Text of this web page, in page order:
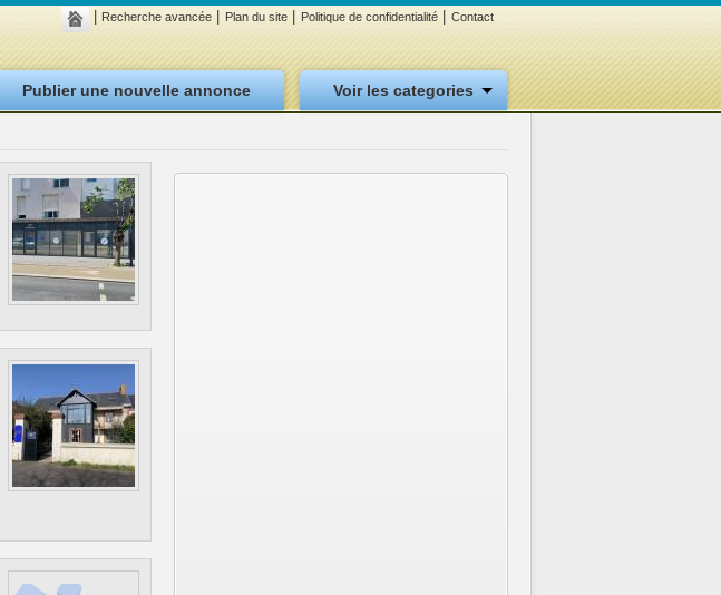
Publier une nouvelle annonce
Recherche avancée Plan du site Politique de confidentialité Contact
Voir les categories